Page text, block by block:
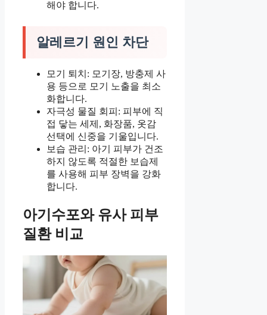
해야 합니다.
알레르기 원인 차단
모기 퇴치: 모기장, 방충제 사
용 등으로 모기 노출을 최소
화합니다.
자극성 물질 회피: 피부에 직
접 닿는 세제, 화장품, 옷감
선택에 신중을 기울입니다.
보습 관리: 아기 피부가 건조
하지 않도록 적절한 보습제
를 사용해 피부 장벽을 강화
합니다.
아기수포와 유사 피부
질환 비교